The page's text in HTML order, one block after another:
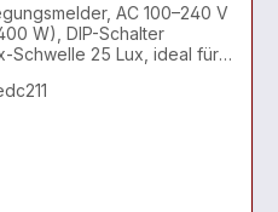
AC 100–240 V
W), DIP-Schalter
Schwelle 25 Lux, ideal für